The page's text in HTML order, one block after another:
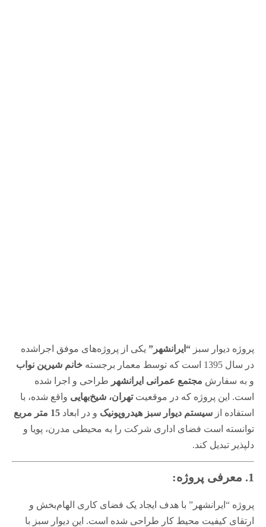
پروژه دیوار سبز “ایرانشهر” یکی از پروژه‌های موفق اجراشده
در سال 1395 است که توسط معمار برجسته
خانم شیرین نواب
و به سفارش مجتمع عمرانی ایرانشهر طراحی و اجرا شده
است. این پروژه که در موقعیتتهران، شیخ‌بهایی واقع شده، با
استفاده از سیستم دیوار سبز هیدروپونیک و در ابعاد 15 متر مربع
توانسته است فضای اداری شرکت را به محیطی مدرن، پویا و
دلپذیر تبدیل کند.
1. معرفی پروژه:
پروژه “ایرانشهر” با هدف ایجاد یک فضای کاری الهام‌بخش و
ارتقای کیفیت محیط کار طراحی شده است. این دیوار سبز با